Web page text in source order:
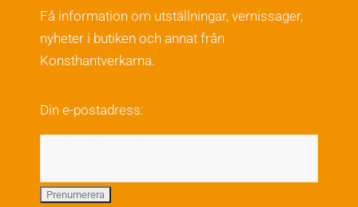
Få information om utställningar, vernissager,
nyheter i butiken och annat från
Konsthantverkarna.
Din e-postadress: